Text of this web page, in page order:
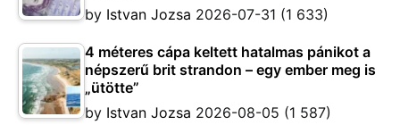
by Istvan Jozsa 2026-07-31 (1 633)
4 méteres cápa keltett hatalmas pánikot a
népszerű brit strandon – egy ember meg is
„ütötte”
by Istvan Jozsa 2026-08-05 (1 587)